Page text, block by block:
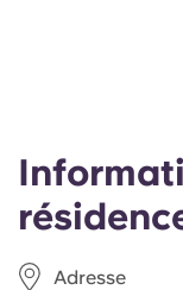
Adresse